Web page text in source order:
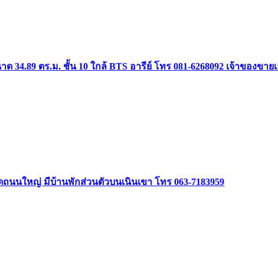
ตร.ม. ชั้น 10 ใกล้ BTS อารีย์ โทร 081-6268092 เจ้าของขาย
นนใหญ่ มีบ้านพักส่วนตัวบนเนินเขา โทร 063-7183959